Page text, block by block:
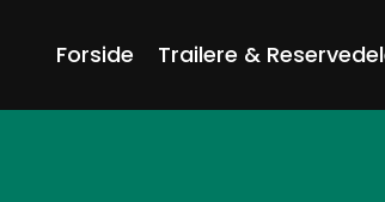
Forside Trailere &